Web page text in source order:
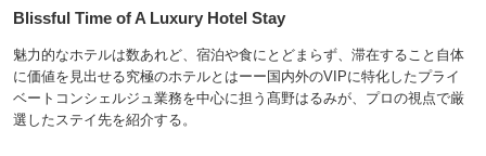
Blissful Time of A Luxury Hotel Stay
魅力的なホテルは数あれど、宿泊や食にとどまらず、滞在すること自体
に価値を見出せる究極のホテルとはーー国内外のVIPに特化したプライ
ベートコンシェルジュ業務を中心に担う髙野はるみが、プロの視点で厳
選したステイ先を紹介する。